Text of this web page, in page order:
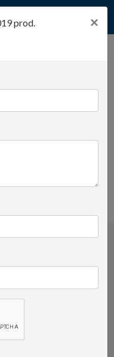
4x4! LPG!
- Biuro B |
×
prod.